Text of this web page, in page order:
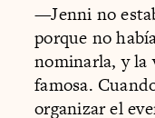
—Jenni no
porque no
nominarla, y la
famosa.
organizar el